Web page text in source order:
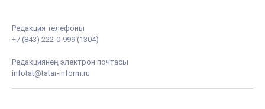
Редакция телефоны
+7 (843) 222-0-999 (1304)
Редакциянең электрон почтасы
infotat@tatar-inform.ru